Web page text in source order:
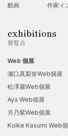
動画 作家イ
exhibitions
展覧会
Web 個展
瀬口真梨奈Web個展
松澤麗Web個展
Aya Web個展
月乃紫Web個展
Koike Kasumi Web